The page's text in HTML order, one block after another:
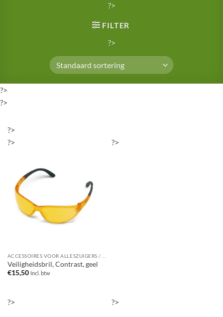
?>
FILTER
?>
?>
?>
?>
?>
Veiligheidsbril, Contrast, geel
€15,50 Incl. btw
?>
?> ?>